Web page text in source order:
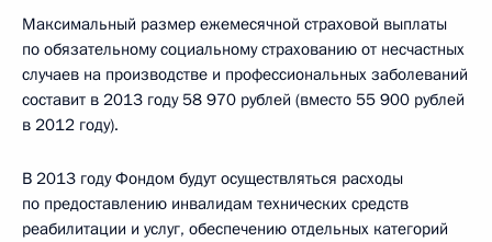
Максимальный размер ежемесячной страховой выплаты
по обязательному социальному страхованию от несчастных
случаев на производстве и профессиональных заболеваний
составит в 2013 году 58 970 рублей (вместо 55 900 рублей
в 2012 году).
В 2013 году Фондом будут осуществляться расходы
по предоставлению инвалидам технических средств
реабилитации и услуг, обеспечению отдельных категорий